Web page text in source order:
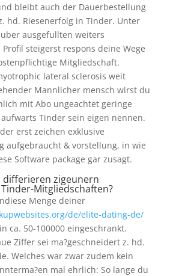
bleibt auch der Dauerbestellung
hd. Riesenerfolg in Tinder. Unter
ausgefullten weiters
steigerst respons deine Wege
Mitgliedschaft.
lateral sclerosis weit
Mannlicher mensch wirst du
mit Abo ungeachtet geringe
Tinder sein eigen nennen.
erst zeichen exklusive
aufgebraucht & vorstellung, in wie
Software package gar zusagt.
differieren zigeunern
Mitgliedschaften?
Menge deiner
de/elite-dating-de/
ca. 50-100000 eingeschrankt.
Ziffer sei ma?geschneidert z. hd.
Welches war zwar zudem kein
mal ehrlich: So lange du